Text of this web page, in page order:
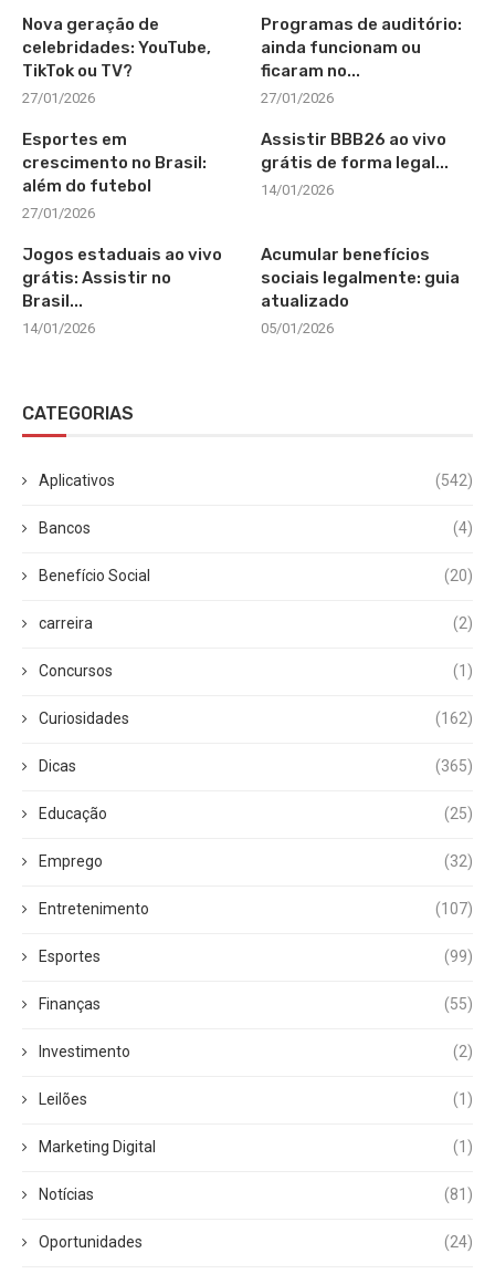
Nova geração de
celebridades: YouTube,
TikTok ou TV?
27/01/2026
Programas de auditório:
ainda funcionam ou
ficaram no...
27/01/2026
Esportes em
crescimento no Brasil:
além do futebol
27/01/2026
Assistir BBB26 ao vivo
grátis de forma legal...
14/01/2026
Jogos estaduais ao vivo
grátis: Assistir no
Brasil...
14/01/2026
Acumular benefícios
sociais legalmente: guia
atualizado
05/01/2026
CATEGORIAS
Aplicativos (542)
Bancos (4)
Benefício Social (20)
carreira (2)
Concursos (1)
Curiosidades (162)
Dicas (365)
Educação (25)
Emprego (32)
Entretenimento (107)
Esportes (99)
Finanças (55)
Investimento (2)
Leilões (1)
Marketing Digital (1)
Notícias (81)
Oportunidades (24)